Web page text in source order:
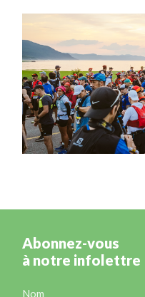
Abonnez-vous
à notre infolettre